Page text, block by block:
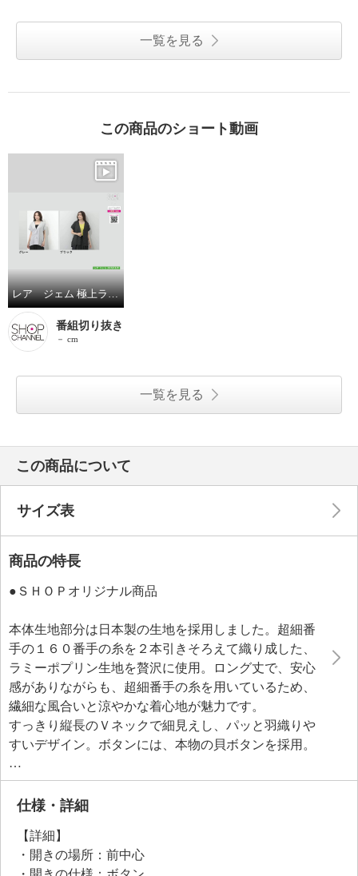
一覧を見る
この商品のショート動画
レア ジェム 極上ラミーポプリンで 涼やかに着映える 贅沢ロングベスト
番組切り抜き
－ cm
一覧を見る
この商品について
サイズ表
商品の特長
●ＳＨＯＰオリジナル商品
本体生地部分は日本製の生地を採用しました。超細番
手の１６０番手の糸を２本引きそろえて織り成した、
ラミーポプリン生地を贅沢に使用。ロング丈で、安心
感がありながらも、超細番手の糸を用いているため、
繊細な風合いと涼やかな着心地が魅力です。
すっきり縦長のＶネックで細見えし、パッと羽織りや
すいデザイン。ボタンには、本物の貝ボタンを採用。
小ぶりで女性らしく繊細でやさしい印象です。後ろ中
心にタックをほどこし、身体に張り付きにくいよう工
夫。裏側はパイピング始末で丁寧に仕立てました。
●普段と同じサイズをおすすめ
仕様・詳細
【詳細】
・開きの場所：前中心